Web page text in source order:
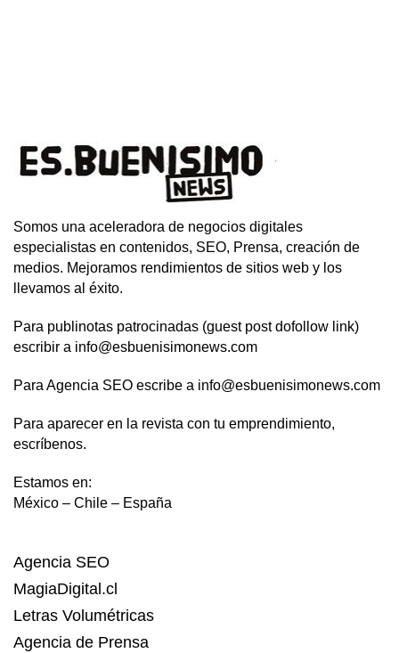
Somos una aceleradora de negocios digitales
especialistas en contenidos, SEO, Prensa, creación de
medios. Mejoramos rendimientos de sitios web y los
llevamos al éxito.
Para publinotas patrocinadas (guest post dofollow link)
escribir a info@esbuenisimonews.com
Para Agencia SEO escribe a info@esbuenisimonews.com
Para aparecer en la revista con tu emprendimiento,
escríbenos.
Estamos en:
México – Chile – España
Agencia SEO
MagiaDigital.cl
Letras Volumétricas
Agencia de Prensa